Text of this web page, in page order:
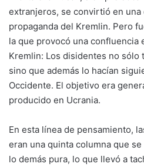
extranjeros, se convirtió en una
propaganda del Kremlin. Pero
la que provocó una confluencia
Kremlin: Los disidentes no sólo
sino que además lo hacían
Occidente. El objetivo era
producido en Ucrania.
En esta línea de pensamiento,
eran una quinta columna que
lo demás pura, lo que llevó a